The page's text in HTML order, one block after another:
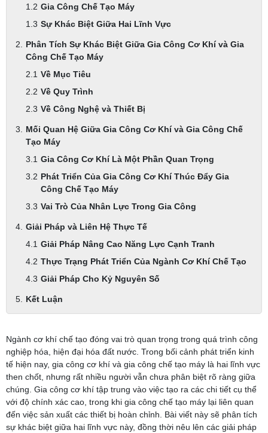
Gia Công Chế Tạo Máy
Sự Khác Biệt Giữa Hai Lĩnh Vực
Phân Tích Sự Khác Biệt Giữa Gia Công Cơ Khí và Gia
Công Chế Tạo Máy
Về Mục Tiêu
Về Quy Trình
Về Công Nghệ và Thiết Bị
Mối Quan Hệ Giữa Gia Công Cơ Khí và Gia Công Chế
Tạo Máy
Gia Công Cơ Khí Là Một Phần Quan Trọng
Phát Triển Của Gia Công Cơ Khí Thúc Đẩy Gia
Công Chế Tạo Máy
Vai Trò Của Nhân Lực Trong Gia Công
Giải Pháp và Liên Hệ Thực Tế
Giải Pháp Nâng Cao Năng Lực Cạnh Tranh
Thực Trạng Phát Triển Của Ngành Cơ Khí Chế Tạo
Giải Pháp Cho Kỷ Nguyên Số
Kết Luận
Ngành cơ khí chế tạo đóng vai trò quan trọng trong quá trình công
nghiệp hóa, hiện đại hóa đất nước. Trong bối cảnh phát triển kinh
tế hiện nay, gia công cơ khí và gia công chế tạo máy là hai lĩnh vực
then chốt, nhưng rất nhiều người vẫn chưa phân biệt rõ ràng giữa
chúng. Gia công cơ khí tập trung vào việc tạo ra các chi tiết cụ thể
với độ chính xác cao, trong khi gia công chế tạo máy lại liên quan
đến việc sản xuất các thiết bị hoàn chỉnh. Bài viết này sẽ phân tích
sự khác biệt giữa hai lĩnh vực này, đồng thời nêu lên các giải pháp